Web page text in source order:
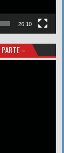
26:10
–